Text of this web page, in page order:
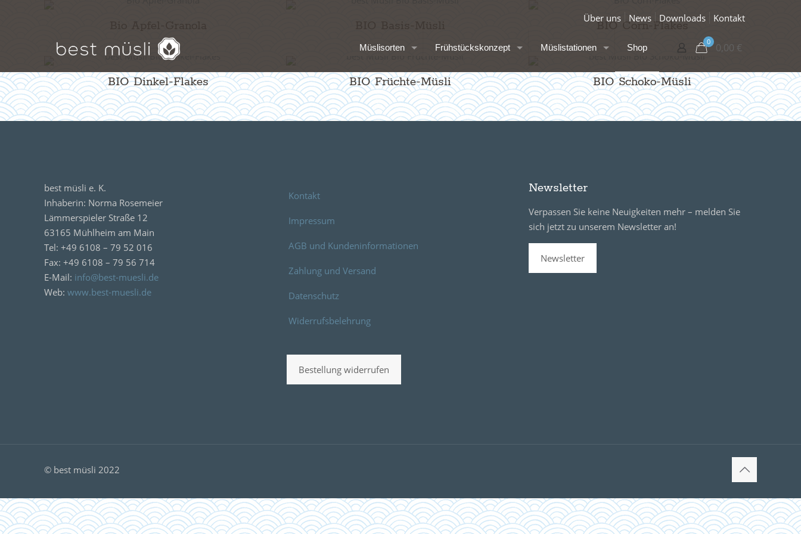
Über uns News Downloads Kontakt
Müslisorten Frühstückskonzept Müslistationen Shop
0 0,00 €
BIO Corn-Flakes
BIO Dinkel-Flakes BIO Früchte-Müsli BIO Schoko-Müsli
best müsli e. K.
Inhaberin: Norma Rosemeier
Lämmerspieler Straße 12
63165 Mühlheim am Main
Tel: +49 6108 – 79 52 016
Fax: +49 6108 – 79 56 714
E-Mail: info@best-muesli.de
Web: www.best-muesli.de
Kontakt
Impressum
AGB und Kundeninformationen
Zahlung und Versand
Datenschutz
Widerrufsbelehrung
Bestellung widerrufen
Newsletter
Verpassen Sie keine Neuigkeiten mehr – melden Sie
sich jetzt zu unserem Newsletter an!
Newsletter
© best müsli 2022